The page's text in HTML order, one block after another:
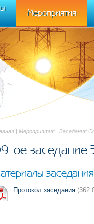
=== r) { return; }}
trackLinks:true,
Мероприятия
| Мероприятия | Заседания
ое заседание
заседания
Протокол заседания